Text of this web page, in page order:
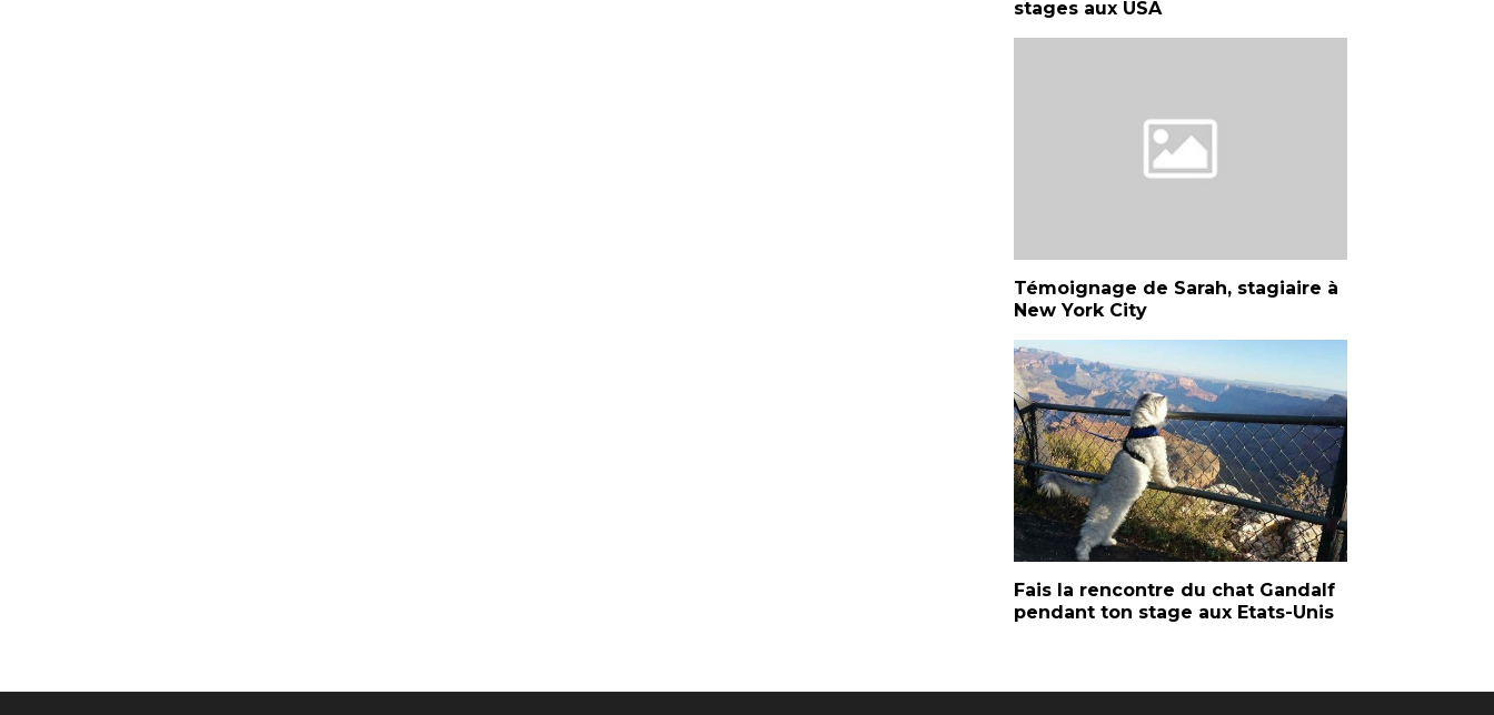
stages aux USA
Témoignage de Sarah, stagiaire à
New York City
Fais la rencontre du chat Gandalf
pendant ton stage aux Etats-Unis